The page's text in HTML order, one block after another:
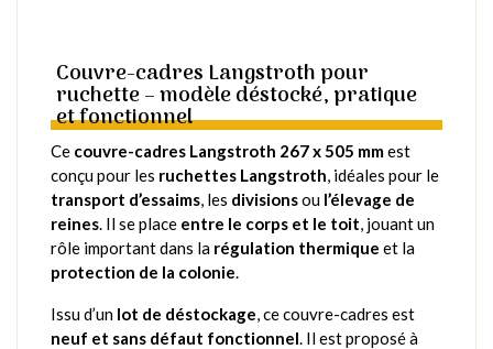
Couvre-cadres Langstroth pour
ruchette – modèle déstocké, pratique
et fonctionnel
Ce couvre-cadres Langstroth 267 x 505 mmest
conçu pour les ruchettes Langstroth, idéales pour le
transport d’essaims, les divisionsou l’élevage de
reines. Il se place entre le corps et le toit, jouant un
rôle important dans la régulation thermique et la
protection de la colonie.
Issu d’un lot de déstockage, ce couvre-cadres est
neuf et sans défaut fonctionnel. Il est proposé à